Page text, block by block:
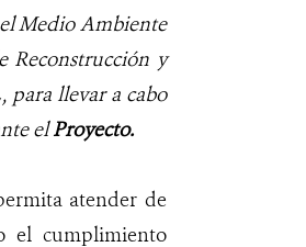
Medio Ambiente
Reconstrucción y
para llevar a cabo
elProyecto.
atender de
el cumplimiento